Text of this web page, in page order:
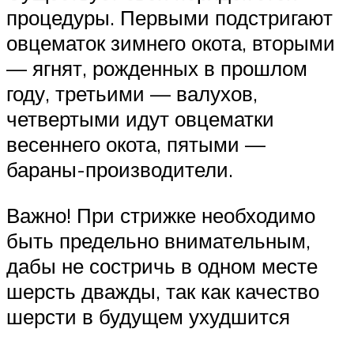
процедуры. Первыми подстригают
овцематок зимнего окота, вторыми
— ягнят, рожденных в прошлом
году, третьими — валухов,
четвертыми идут овцематки
весеннего окота, пятыми —
бараны-производители.
Важно! При стрижке необходимо
быть предельно внимательным,
дабы не состричь в одном месте
шерсть дважды, так как качество
шерсти в будущем ухудшится